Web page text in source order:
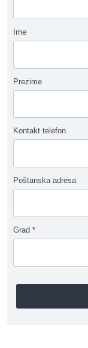
Ime
Prezime
Kontakt telefon
Poštanska adresa
Grad *